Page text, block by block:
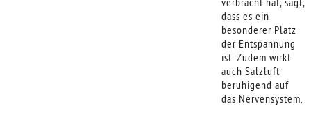
dass es ein
besonderer Platz
der Entspannung
ist. Zudem wirkt
auch Salzluft
beruhigend auf
das Nervensystem.